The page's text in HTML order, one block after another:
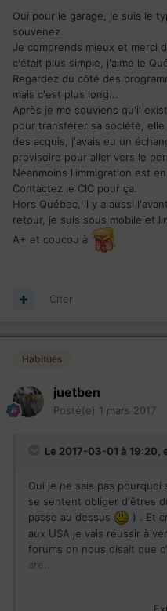
peu de sous pour
rechercher je crois..alors
chance.
Il faut rester positifs, il y a
que venir aux USA n'était
sommes persévérants
Oui pour le garage, je suis le
souvenez.
Je comprends mieux et merci
c'était plus simple, j'aime le
Regardez du côté des
mais c'est plus long...
Après je me souviens qu'il
pour transférer sa société,
des acquis, j'avais eu un
provisoire pour aller vers le
Néanmoins l'immigration est
Contactez le CIC pour ça.
Hors Québec, il y a aussi
retour, je suis sous mobile et
A+ et coucou à
Citer
Habitués
juetben
Posté(e) 1 mars 2017
Le 2017-03-01 à 19:20,
Oui je ne sais pas
se sentent obliger d'êtres
passe au dessus
) . Et
aux USA je vais réussir à
forums on nous disait que
are..